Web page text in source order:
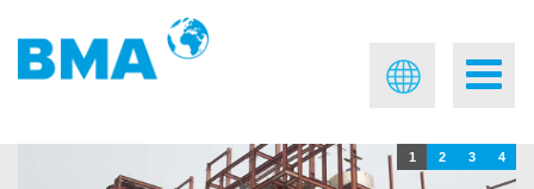
1 2 3 4